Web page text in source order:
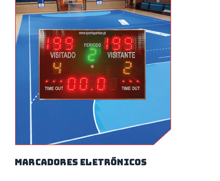
marcadores eletrónicos